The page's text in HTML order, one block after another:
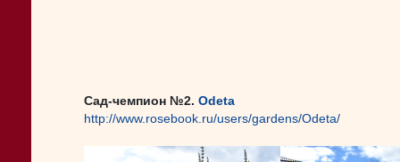
Сад-чемпион №2. Odeta
http://www.rosebook.ru/users/gardens/Odeta/